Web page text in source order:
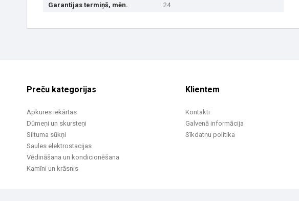
Garantijas termiņš, mēn.
24
Preču kategorijas
Apkures iekārtas
Dūmeņi un skursteņi
Siltuma sūkņi
Saules elektrostacijas
Vēdināšana un kondicionēšana
Kamīni un krāsnis
Klientem
Kontakti
Galvenā informācija
Sīkdatņu politika